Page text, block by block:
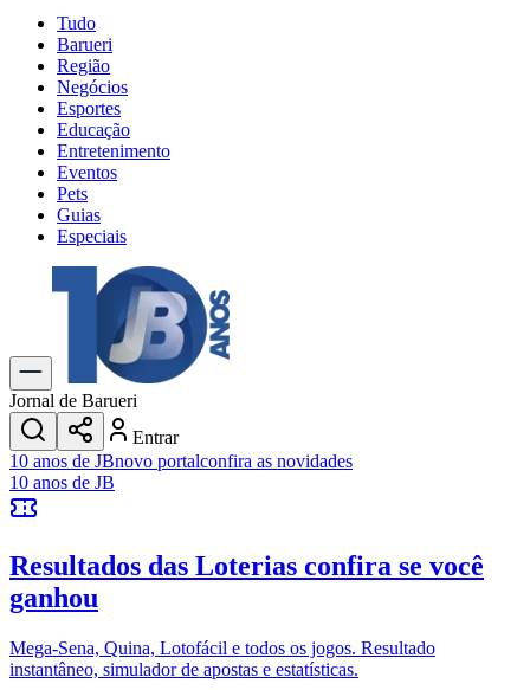
Tudo
Barueri
Região
Negócios
Esportes
Educação
Entretenimento
Eventos
Pets
Guias
Especiais
Explore Tudo
Últimas Notícias
Previsão do Tempo
Trânsito e Rotas
Dia a Dia & Lazer
Transportes
Gastronomia
Cinema & Shows
JogosNovo
Anuncie no Portal
Cadastrar Empresa
Divulgar Vagas
Política
Jornal de Barueri
Entrar
10 anos de JBnovo portalconfira as novidades
10 anos de JB
Resultados das Loterias confira se você
ganhou
Mega-Sena, Quina, Lotofácil e todos os jogos. Resultado
instantâneo, simulador de apostas e estatísticas.